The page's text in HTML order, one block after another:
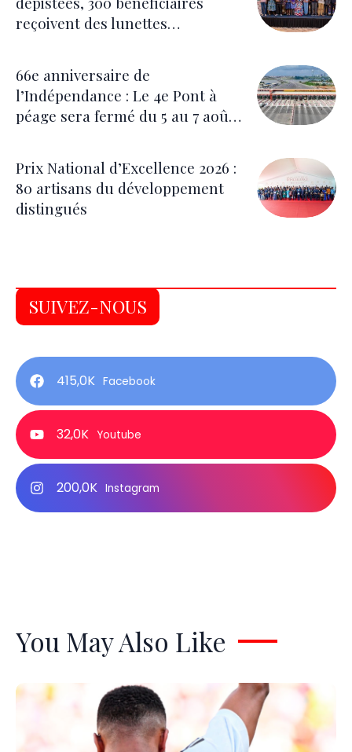
reçoivent des lunettes
66e anniversaire de
l’Indépendance : Le 4e Pont à
péage sera fermé du 5 au 7 août
Prix National d’Excellence 2026 :
80 artisans du développement
distingués
SUIVEZ-NOUS
415,0K Facebook
32,0K Youtube
200,0K Instagram
You May Also Like